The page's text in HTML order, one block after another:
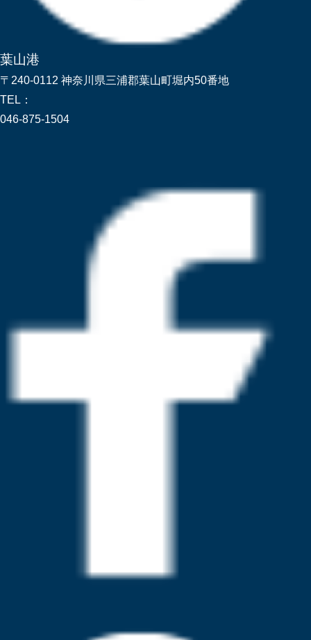
葉山港
〒240-0112 神奈川県三浦郡葉山町堀内50番地
TEL：
046-875-1504